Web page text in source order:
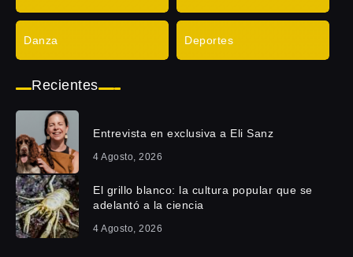
Danza Deportes
Recientes
Entrevista en exclusiva a Eli Sanz
4 Agosto, 2026
El grillo blanco: la cultura popular que se
adelantó a la ciencia
4 Agosto, 2026